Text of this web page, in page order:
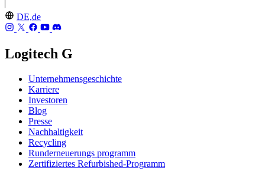
DE,de
Logitech G
Unternehmensgeschichte
Karriere
Investoren
Blog
Presse
Nachhaltigkeit
Recycling
Runderneuerungs programm
Zertifiziertes Refurbished-Programm